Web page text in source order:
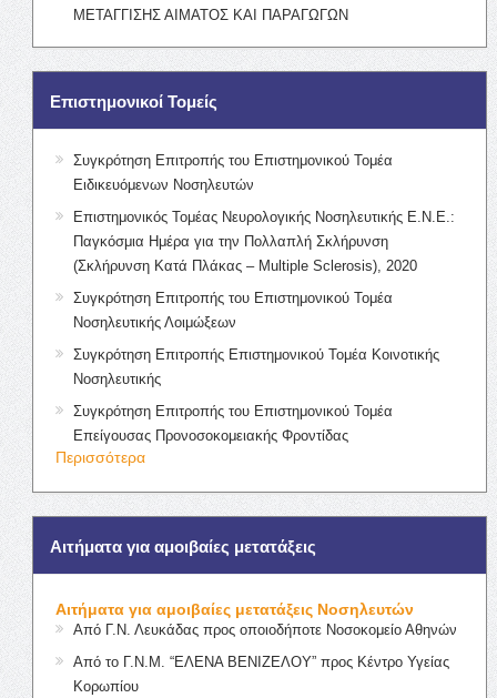
ΜΕΤΑΓΓΙΣΗΣ ΑΙΜΑΤΟΣ ΚΑΙ ΠΑΡΑΓΩΓΩΝ
Επιστημονικοί Τομείς
Συγκρότηση Επιτροπής του Επιστημονικού Τομέα
Ειδικευόμενων Νοσηλευτών
Επιστημονικός Τομέας Νευρολογικής Νοσηλευτικής Ε.Ν.Ε.:
Παγκόσμια Ημέρα για την Πολλαπλή Σκλήρυνση
(Σκλήρυνση Κατά Πλάκας – Multiple Sclerosis), 2020
Συγκρότηση Επιτροπής του Επιστημονικού Τομέα
Νοσηλευτικής Λοιμώξεων
Συγκρότηση Επιτροπής Επιστημονικού Τομέα Κοινοτικής
Νοσηλευτικής
Συγκρότηση Επιτροπής του Επιστημονικού Τομέα
Επείγουσας Προνοσοκομειακής Φροντίδας
Περισσότερα
Αιτήματα για αμοιβαίες μετατάξεις
Αιτήματα για αμοιβαίες μετατάξεις Νοσηλευτών
Από Γ.Ν. Λευκάδας προς οποιοδήποτε Νοσοκομείο Αθηνών
Από το Γ.Ν.Μ. “ΕΛΕΝΑ ΒΕΝΙΖΕΛΟΥ” προς Κέντρο Υγείας
Κορωπίου